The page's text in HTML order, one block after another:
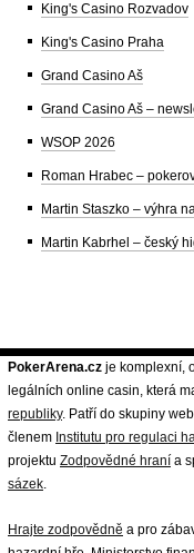
King's Casino Rozvadov
King's Casino Praha
Grand Casino Aš
Grand Casino Aš –
WSOP 2026
Roman Hrabec –
Martin Staszko – výhra
Martin Kabrhel – český
PokerArena.cz je komplexní,
legálních online casin, která
republiky. Patří do skupiny
členem Institutu pro regulaci
projektu Zodpovědné hraní a
sázek.
Hrajte zodpovědně a pro